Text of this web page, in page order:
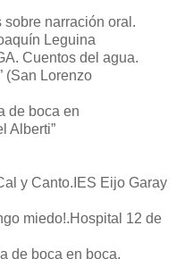
narración oral.
Leguina
Cuentos del agua.
(San Lorenzo
de boca en
Alberti”
y Canto.IES Eijo Garay
miedo!.Hospital 12 de
de boca en boca.